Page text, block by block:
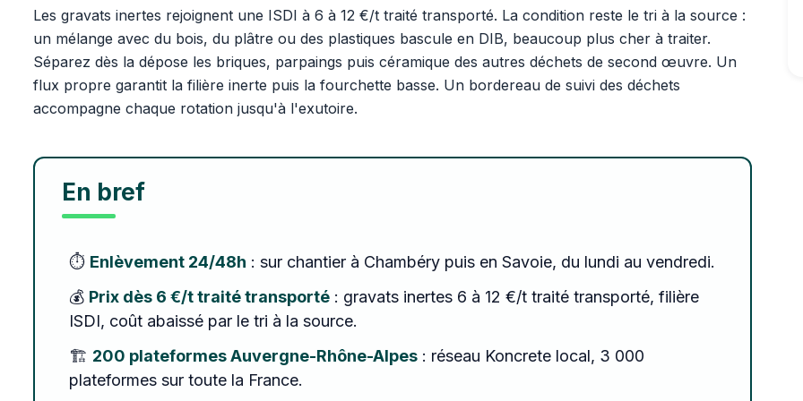
Les gravats inertes rejoignent une ISDI à 6 à 12 €/t traité transporté. La condition reste le tri à la source :
un mélange avec du bois, du plâtre ou des plastiques bascule en DIB, beaucoup plus cher à traiter.
Séparez dès la dépose les briques, parpaings puis céramique des autres déchets de second œuvre. Un
flux propre garantit la filière inerte puis la fourchette basse. Un bordereau de suivi des déchets
accompagne chaque rotation jusqu'à l'exutoire.
En bref
⏱️ Enlèvement 24/48h : sur chantier à Chambéry puis en Savoie, du lundi au vendredi.
💰 Prix dès 6 €/t traité transporté : gravats inertes 6 à 12 €/t traité transporté, filière
ISDI, coût abaissé par le tri à la source.
🏗️ 200 plateformes Auvergne-Rhône-Alpes : réseau Koncrete local, 3 000
plateformes sur toute la France.